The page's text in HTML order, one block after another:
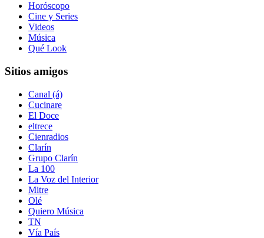
Horóscopo
Cine y Series
Videos
Música
Qué Look
Sitios amigos
Canal (á)
Cucinare
El Doce
eltrece
Cienradios
Clarín
Grupo Clarín
La 100
La Voz del Interior
Mitre
Olé
Quiero Música
TN
Vía País